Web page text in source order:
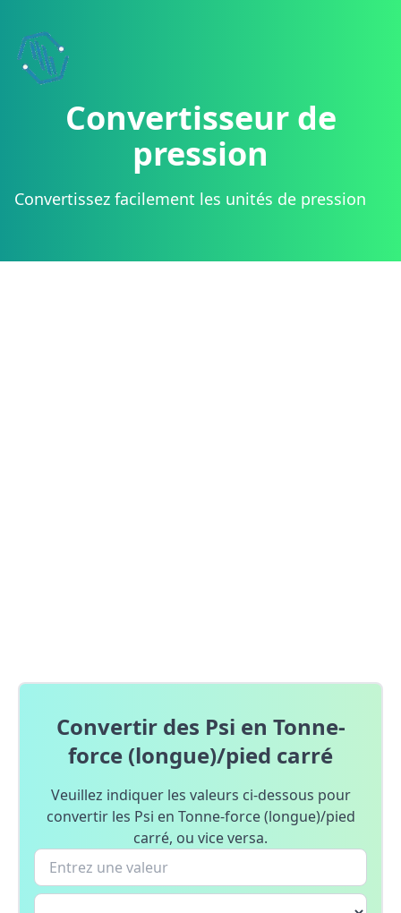
Convertisseur de
pression
Convertissez facilement les unités de pression
Convertir des Psi en Tonne-
force (longue)/pied carré
Veuillez indiquer les valeurs ci-dessous pour
convertir les Psi en Tonne-force (longue)/pied
carré, ou vice versa.